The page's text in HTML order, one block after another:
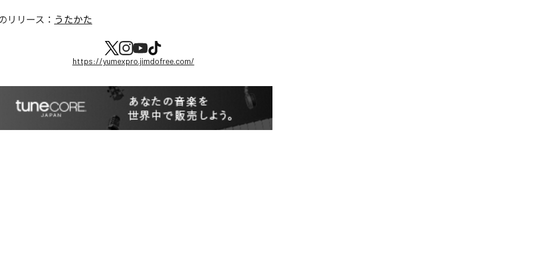
リリース： うたかた
https://yumexpro.jimdofree.com/